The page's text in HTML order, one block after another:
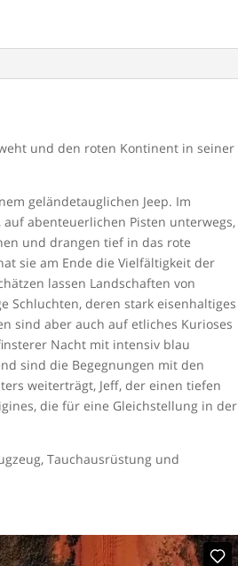
und den roten Kontinent in seiner
geländetauglichen Jeep. Im
auf abenteuerlichen Pisten unterwegs,
und drangen tief in das rote
sie am Ende die Vielfältigkeit der
lassen Landschaften von
Schluchten, deren stark eisenhaltiges
sind aber auch auf etliches Kurioses
Nacht mit intensiv blau
sind die Begegnungen mit den
weiterträgt, Jeff, der einen tiefen
die für eine Gleichstellung in der
Tauchausrüstung und